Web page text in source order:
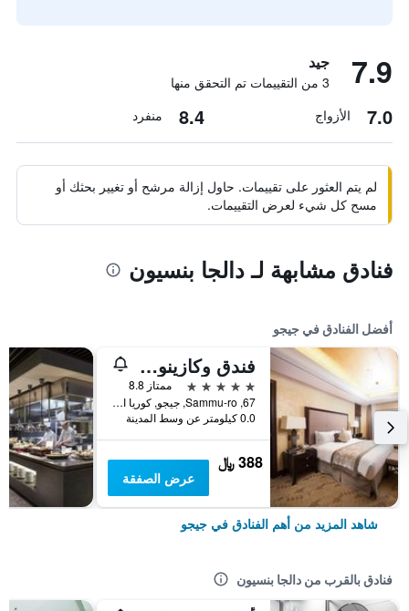
7.9 جيد
3 من التقييمات تم التحقق منها
7.0 الأزواج 8.4 منفرد
لم يتم العثور على تقييمات. حاول إزالة مرشح أو تغيير بحثك أو
مسح كل شيء لعرض التقييمات.
فنادق مشابهة لـ دالجا بنسيون
أفضل الفنادق في جيجو
فندق وكازينو جيجو صن
5 نجوم
ممتاز 8.8
67, Sammu-ro, جيجو, كوريا الجنوبية
0.0 كيلومتر عن وسط المدينة
388 ﷼
عرض الصفقة
شاهد المزيد من أهم الفنادق في جيجو
فنادق بالقرب من دالجا بنسيون